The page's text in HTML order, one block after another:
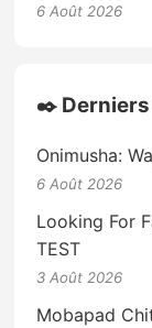
6 Août 2026
✒️
Onimusha:
6 Août 2026
Looking For
TEST
3 Août 2026
Mobapad